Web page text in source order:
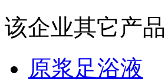
该企业其它产品
原浆足浴液